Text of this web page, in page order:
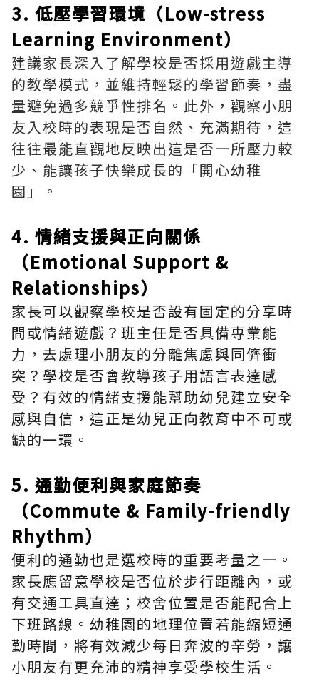
3. 低壓學習環境（Low-stress
Learning Environment）
建議家長深入了解學校是否採用遊戲主導
的教學模式，並維持輕鬆的學習節奏，盡
量避免過多競爭性排名。此外，觀察小朋
友入校時的表現是否自然、充滿期待，這
往往最能直觀地反映出這是否一所壓力較
少、能讓孩子快樂成長的「開心幼稚
園」。
4. 情緒支援與正向關係
（Emotional Support &
Relationships）
家長可以觀察學校是否設有固定的分享時
間或情緒遊戲？班主任是否具備專業能
力，去處理小朋友的分離焦慮與同儕衝
突？學校是否會教導孩子用語言表達感
受？有效的情緒支援能幫助幼兒建立安全
感與自信，這正是幼兒正向教育中不可或
缺的一環。
5. 通勤便利與家庭節奏
（Commute & Family-friendly
Rhythm）
便利的通勤也是選校時的重要考量之一。
家長應留意學校是否位於步行距離內，或
有交通工具直達；校舍位置是否能配合上
下班路線。幼稚園的地理位置若能縮短通
勤時間，將有效減少每日奔波的辛勞，讓
小朋友有更充沛的精神享受學校生活。